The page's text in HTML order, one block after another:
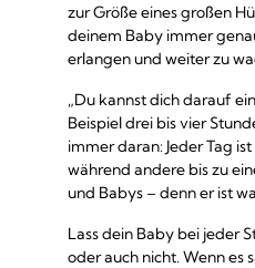
zur Größe eines großen
deinem Baby immer
erlangen und weiter zu
„Du kannst dich darauf
Beispiel drei bis vier
immer daran: Jeder Tag
während andere bis zu
und Babys – denn er ist
Lass dein Baby bei jeder
oder auch nicht. Wenn es